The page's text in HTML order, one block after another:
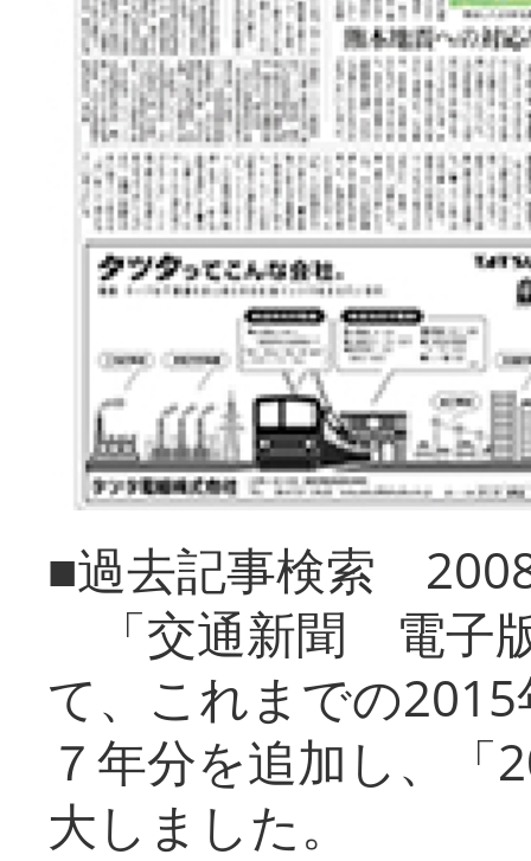
■過去記事検索
「交通新聞 電子
て、これまでの
７年分を追加し、「
大しまし